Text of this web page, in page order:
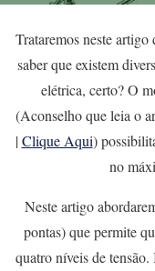
Trataremos neste
saber que existem
elétrica, certo? O
(Aconselho que leia o
|Clique Aqui)
no
Neste artigo
pontas) que permite
quatro níveis de